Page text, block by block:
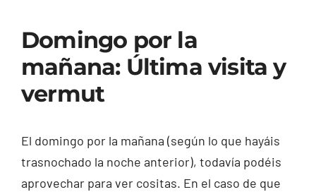
Domingo por la
mañana: Última visita y
vermut
El domingo por la mañana (según lo que hayáis
trasnochado la noche anterior), todavía podéis
aprovechar para ver cositas. En el caso de que